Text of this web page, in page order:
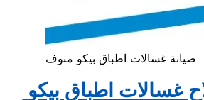
صيانة غسالات اطباق بيكو منوف
غسالات اطباق بيكو